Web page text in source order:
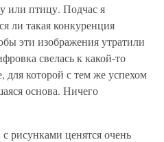
или птицу. Подчас я
ли такая конкуренция
эти изображения утратили
свелась к какой-то
для которой с тем же успехом
основа. Ничего
рисунками ценятся очень